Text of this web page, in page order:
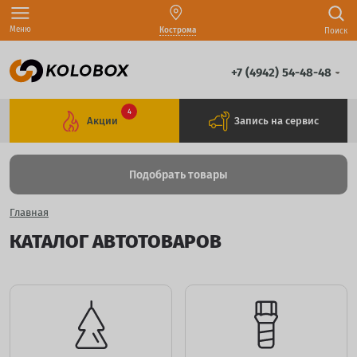
Меню Кострома Поиск
+7 (4942) 54-48-48
Акции
4
Запись на сервис
Подобрать товары
Главная
КАТАЛОГ АВТОТОВАРОВ